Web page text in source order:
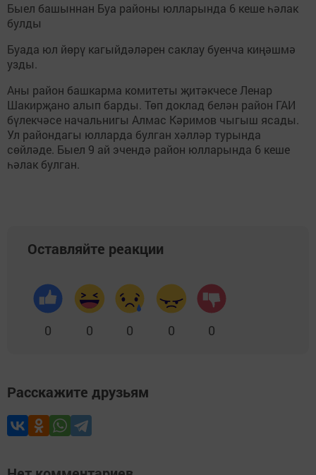
Быел башыннан Буа районы юлларында 6 кеше һәлак
булды
Буада юл йөрү кагыйдәләрен саклау буенча киңәшмә
узды.
Аны район башкарма комитеты җитәкчесе Ленар
Шакирҗано алып барды. Төп доклад белән район ГАИ
бүлекчәсе начальнигы Алмас Кәримов чыгыш ясады.
Ул райондагы юлларда булган хәлләр турында
сөйләде. Быел 9 ай эчендә район юлларында 6 кеше
һәлак булган.
Оставляйте реакции
0 0 0 0 0
Расскажите друзьям